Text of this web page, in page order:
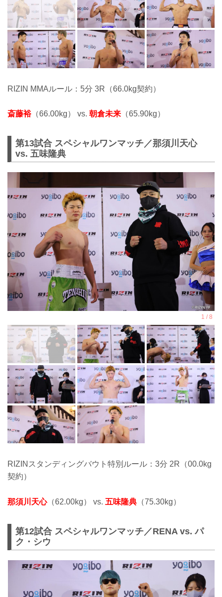
RIZIN MMAルール：5分 3R（66.0kg契約）
斎藤裕（66.00kg） vs. 朝倉未来 （65.90kg）
第13試合 スペシャルワンマッチ／那須川天心
vs. 五味隆典
RIZINスタンディングバウト特別ルール：3分 2R（00.0kg
契約）
那須川天心（62.00kg） vs. 五味隆典 （75.30kg）
第12試合 スペシャルワンマッチ／RENA vs. パ
ク・シウ